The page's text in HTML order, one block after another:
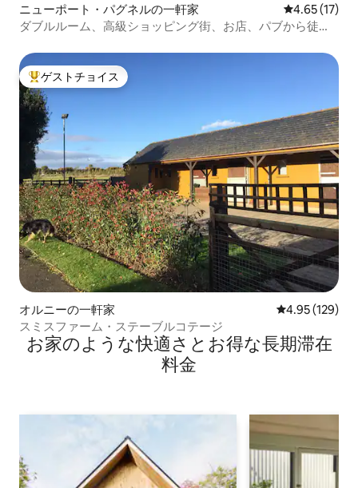
ニューポート・パグネルの一軒家 レビュー17
4.65 (17)
ダブルルーム、高級ショッピング街、お店、パブから徒歩2
大好評のゲストチョイスです。
ゲストチョイス
オルニーの一軒家 レビュー129
4.95 (129)
スミスファーム・ステーブルコテージ
お家のような快⁠適⁠さ⁠とお⁠得⁠な長⁠期⁠滞⁠在
料⁠金